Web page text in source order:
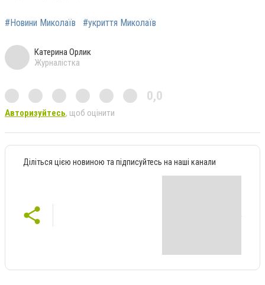
#Новини Миколаїв #укриття Миколаїв
Катерина Орлик
Журналістка
0,0
Авторизуйтесь, щоб оцінити
Діліться цією новиною та підписуйтесь на наші канали